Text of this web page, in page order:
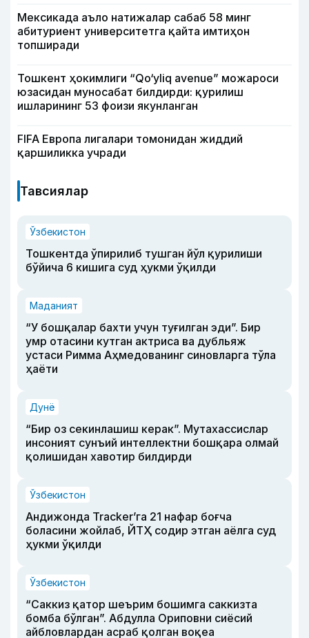
Мексикада аъло натижалар сабаб 58 минг
абитуриент университетга қайта имтиҳон
топширади
Тошкент ҳокимлиги “Qo‘yliq avenue” можароси
юзасидан муносабат билдирди: қурилиш
ишларининг 53 фоизи якунланган
FIFA Европа лигалари томонидан жиддий
қаршиликка учради
Тавсиялар
Ўзбекистон
Тошкентда ўпирилиб тушган йўл қурилиши
бўйича 6 кишига суд ҳукми ўқилди
Маданият
“У бошқалар бахти учун туғилган эди”. Бир
умр отасини кутган актриса ва дубльяж
устаси Римма Аҳмедованинг синовларга тўла
ҳаёти
Дунё
“Бир оз секинлашиш керак”. Мутахассислар
инсоният сунъий интеллектни бошқара олмай
қолишидан хавотир билдирди
Ўзбекистон
Андижонда Tracker’га 21 нафар боғча
боласини жойлаб, ЙТҲ содир этган аёлга суд
ҳукми ўқилди
Ўзбекистон
“Саккиз қатор шеърим бошимга саккизта
бомба бўлган”. Абдулла Ориповни сиёсий
айбловлардан асраб қолган воқеа